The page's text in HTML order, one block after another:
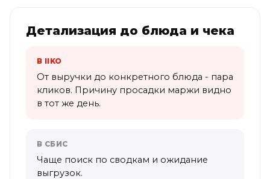
Детализация до блюда и чека
В IIKO
От выручки до конкретного блюда - пара
кликов. Причину просадки маржи видно
в тот же день.
В СБИС
Чаще поиск по сводкам и ожидание
выгрузок.